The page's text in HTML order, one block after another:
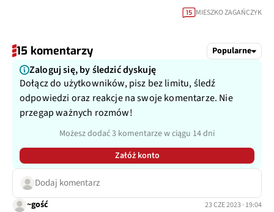
15 MIESZKO ZAGAŃCZYK
15 komentarzy Popularne
Zaloguj się, by śledzić dyskuję
Dołącz do użytkowników, pisz bez limitu, śledź
odpowiedzi oraz reakcje na swoje komentarze. Nie
przegap ważnych rozmów!
Możesz dodać 3 komentarze w ciągu 14 dni
Załóż konto
Dodaj komentarz
~gość 23 CZE 2023 · 19:04